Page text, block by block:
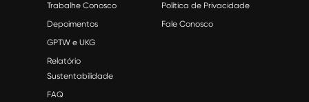
Trabalhe Conosco
Depoimentos
GPTW e UKG
Relatório
Sustentabilidade
FAQ
Política de Privacidade
Fale Conosco